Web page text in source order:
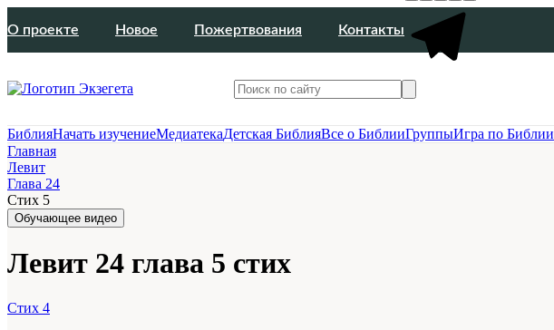
О проекте Новое Пожертвования Контакты
БиблияНачать изучениеМедиатекаДетская БиблияВсе о БиблииГруппыИгра по Библии
Главная
Левит
Глава 24
Стих 5
Обучающее видео
Левит 24 глава 5 стих
Стих 4